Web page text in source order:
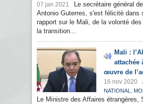
07 jan 2021
Le secrétaire général
Antonio Guterres, s'est félicité dans
rapport sur le Mali, de la volonté
la transition...
Mali :
attachée
œuvre de
16 nov 2020
NATIONAL ,
Le Ministre des Affaires étrangères,